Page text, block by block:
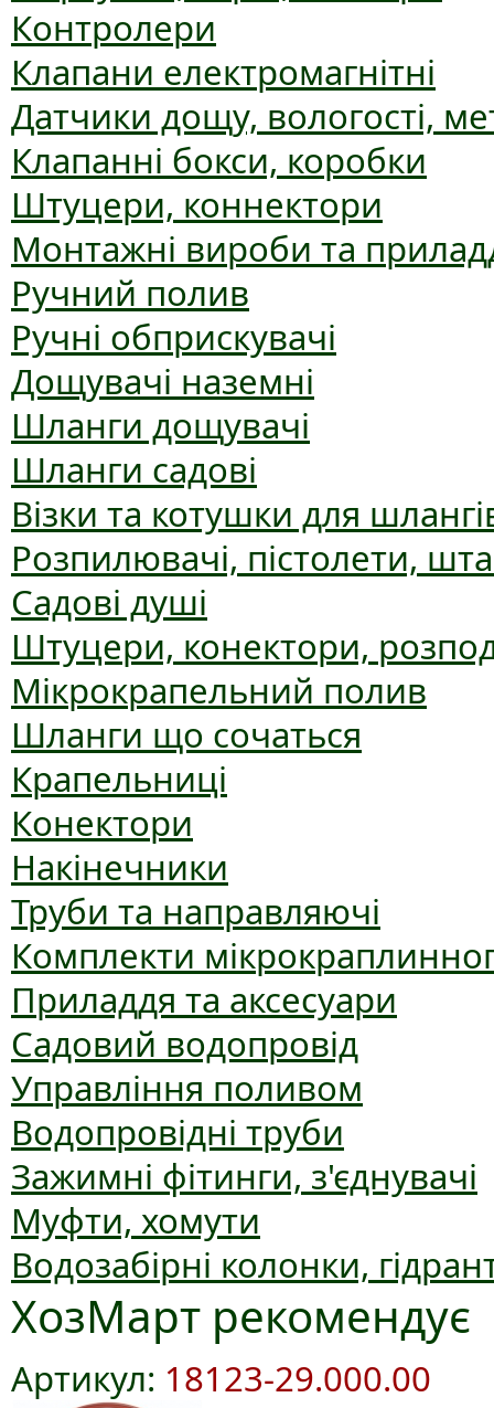
Контролери
Клапани електромагнітні
Датчики дощу, вологості,
Клапанні бокси, коробки
Штуцери, коннектори
Монтажні вироби та
Ручний полив
Ручні обприскувачі
Дощувачі наземні
Шланги дощувачі
Шланги садові
Візки та котушки для
Розпилювачі, пістолети,
Садові душі
Штуцери, конектори,
Мікрокрапельний полив
Шланги що сочаться
Крапельниці
Конектори
Накінечники
Труби та направляючі
Комплекти
Приладдя та аксесуари
Садовий водопровід
Управління поливом
Водопровідні труби
Зажимні фітинги, з'єднувачі
Муфти, хомути
Водозабірні колонки,
ХозМарт рекомендує
Артикул: 18123-29.000.00